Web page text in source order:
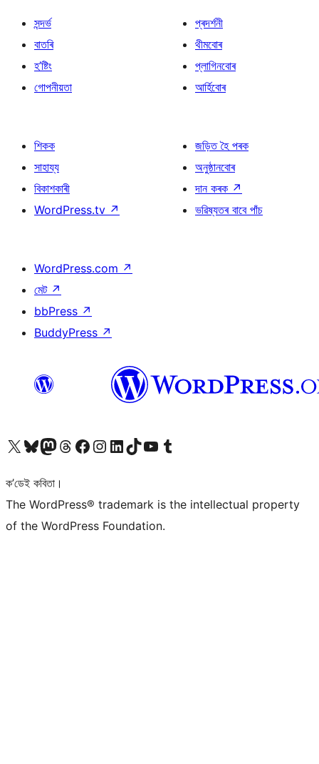
সন্দৰ্ভ
বাতৰি
হ’ষ্টিং
গোপনীয়তা
প্ৰদৰ্শনী
থীমবোৰ
প্লাগিনবোৰ
আৰ্হিবোৰ
শিকক
সাহায্য
বিকাশকাৰী
WordPress.tv ↗
জড়িত হৈ পৰক
অনুষ্ঠানবোৰ
দান কৰক ↗
ভৱিষ্যতৰ বাবে পাঁচ
WordPress.com ↗
মেট ↗
bbPress ↗
BuddyPress ↗
আমাৰ X (আগৰ Twitter) একাউণ্টলৈ যাওকআমাৰ Bluesky একাউণ্টলৈ যাওকআমাৰ Mastodon একাউণ্টলৈ যাওকআমাৰ Threads একাউণ্টলৈ যাওকআমাৰ Facebook পৃষ্ঠালৈ যাওকআমাৰ Instagram একাউণ্টলৈ যাওকআমাৰ LinkedIn একাউণ্টলৈ যাওকআমাৰ TikTok একাউণ্টলৈ যাওকআমাৰ YouTube চেনেললৈ যাওকআমাৰ Tumblr একাউণ্টলৈ যাওক
ক’ডেই কবিতা।
The WordPress® trademark is the intellectual property
of the WordPress Foundation.